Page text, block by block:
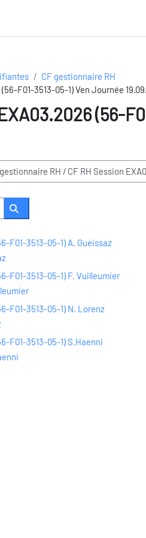
CF gestionnaire RH
F01-3513-05-1) Ven Journée
(56-
Rechercher des formations
F01-3513-05-1) A. Gueissaz
F01-3513-05-1) F. Vuilleumier
F01-3513-05-1) N. Lorenz
F01-3513-05-1) S.Haenni